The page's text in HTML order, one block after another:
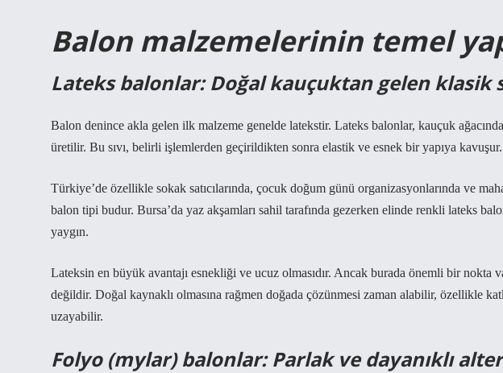
Balon malzemelerinin temel
Lateks balonlar: Doğal kauçuktan gelen klasik
Balon denince akla gelen ilk malzeme genelde latekstir. Lateks balonlar, kauçuk
üretilir. Bu sıvı, belirli işlemlerden geçirildikten sonra elastik ve esnek bir yapıya kavuşur.
Türkiye’de özellikle sokak satıcılarında, çocuk doğum günü organizasyonlarında ve
balon tipi budur. Bursa’da yaz akşamları sahil tarafında gezerken elinde renkli lateks
yaygın.
Lateksin en büyük avantajı esnekliği ve ucuz olmasıdır. Ancak burada önemli bir nokta
değildir. Doğal kaynaklı olmasına rağmen doğada çözünmesi zaman alabilir, özellikle
uzayabilir.
Folyo (mylar) balonlar: Parlak ve dayanıklı